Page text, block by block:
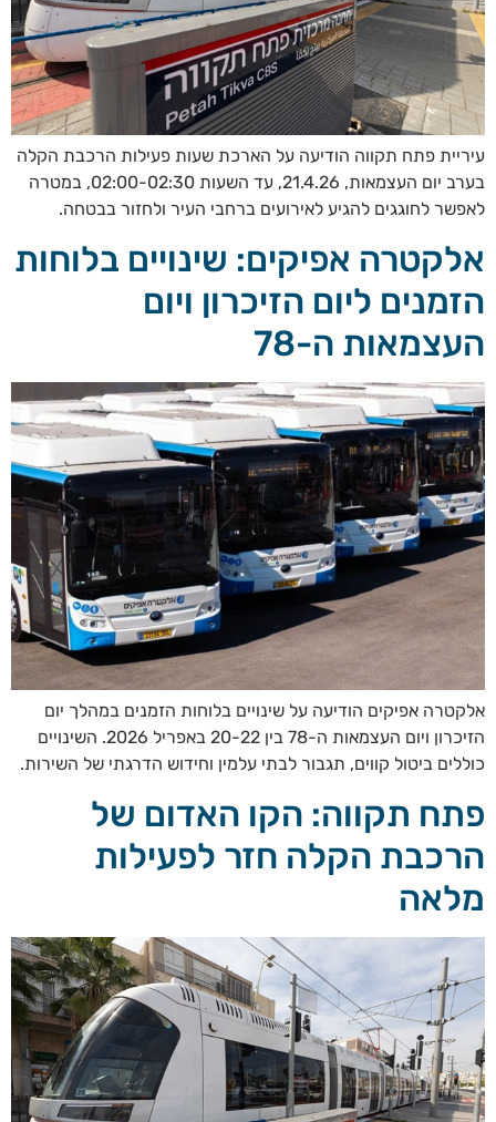
עיריית פתח תקווה הודיעה על הארכת שעות פעילות הרכבת הקלה
בערב יום העצמאות, 21.4.26, עד השעות 02:00-02:30, במטרה
לאפשר לחוגגים להגיע לאירועים ברחבי העיר ולחזור בבטחה.
אלקטרה אפיקים: שינויים בלוחות
הזמנים ליום הזיכרון ויום
העצמאות ה-78
אלקטרה אפיקים הודיעה על שינויים בלוחות הזמנים במהלך יום
הזיכרון ויום העצמאות ה-78 בין 20-22 באפריל 2026. השינויים
כוללים ביטול קווים, תגבור לבתי עלמין וחידוש הדרגתי של השירות.
פתח תקווה: הקו האדום של
הרכבת הקלה חזר לפעילות
מלאה